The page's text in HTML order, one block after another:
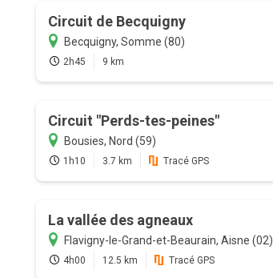
Circuit de Becquigny
Becquigny, Somme (80)
2h45 9 km
Circuit "Perds-tes-peines"
Bousies, Nord (59)
1h10 3.7 km Tracé GPS
La vallée des agneaux
Flavigny-le-Grand-et-Beaurain, Aisne (02)
4h00 12.5 km Tracé GPS